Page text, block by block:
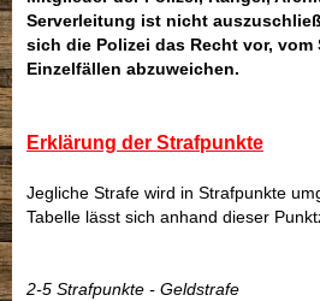
Serverleitung ist nicht
sich die Polizei das Recht vor, vom
Einzelfällen abzuweichen.
Erklärung der Strafpunkte
Jegliche Strafe wird in Strafpunkte
Tabelle lässt sich anhand dieser
2-5 Strafpunkte - Geldstrafe